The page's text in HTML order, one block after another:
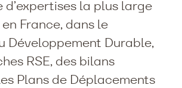
d’expertises la plus large
France, dans le
Développement Durable,
RSE, des bilans
Plans de Déplacements